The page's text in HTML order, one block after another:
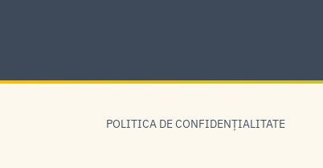
Skip
POLITICA DE CONFIDENŢIALITATE